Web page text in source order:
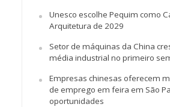
Unesco escolhe Pequim como
Arquitetura de 2029
Setor de máquinas da China
média industrial no primeiro
Empresas chinesas oferecem
de emprego em feira em São
oportunidades